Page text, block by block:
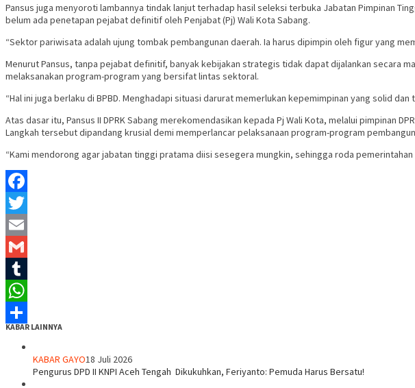
Pansus juga menyoroti lambannya tindak lanjut terhadap hasil seleksi terbuka Jabatan Pimpinan
belum ada penetapan pejabat definitif oleh Penjabat (Pj) Wali Kota Sabang.
“Sektor pariwisata adalah ujung tombak pembangunan daerah. Ia harus dipimpin oleh figur yang
Menurut Pansus, tanpa pejabat definitif, banyak kebijakan strategis tidak dapat dijalankan secara
melaksanakan program-program yang bersifat lintas sektoral.
“Hal ini juga berlaku di BPBD. Menghadapi situasi darurat memerlukan kepemimpinan yang solid
Atas dasar itu, Pansus II DPRK Sabang merekomendasikan kepada Pj Wali Kota, melalui pimpinan
Langkah tersebut dipandang krusial demi memperlancar pelaksanaan program-program
“Kami mendorong agar jabatan tinggi pratama diisi sesegera mungkin, sehingga roda
Facebook
Twitter
Email
Gmail
Tumblr
WhatsApp
KABAR LAINNYA
KABAR GAYO18 Juli 2026
‎Pengurus DPD II KNPI Aceh Tengah Dikukuhkan, Feriyanto: Pemuda Harus Bersatu!